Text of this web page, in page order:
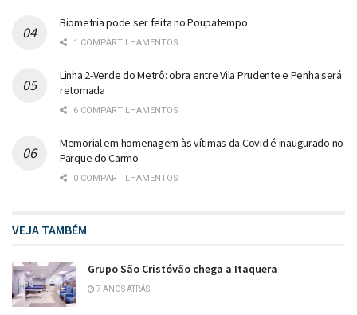
Biometria pode ser feita no Poupatempo
1 COMPARTILHAMENTOS
Linha 2-Verde do Metrô: obra entre Vila Prudente e Penha será
retomada
6 COMPARTILHAMENTOS
Memorial em homenagem às vítimas da Covid é inaugurado no
Parque do Carmo
0 COMPARTILHAMENTOS
VEJA TAMBÉM
Grupo São Cristóvão chega a Itaquera
7 ANOS ATRÁS